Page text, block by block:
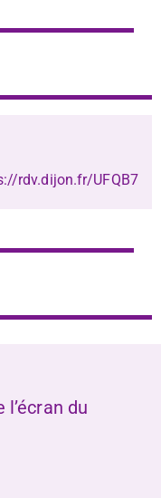
rdv.dijon.fr/UFQB7
du